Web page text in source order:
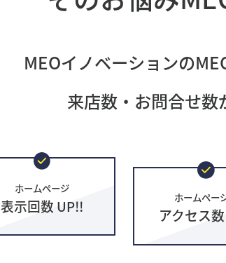
MEOイノベーションの
来店数・お問合せ数
ホームページ
表示回数 UP!! ホームペー
アクセス